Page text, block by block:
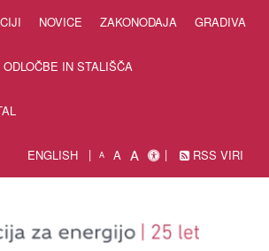
NOVICE ZAKONODAJA GRADIVA
ODLOČBE IN STALIŠČA
ENGLISH A A A RSS VIRI